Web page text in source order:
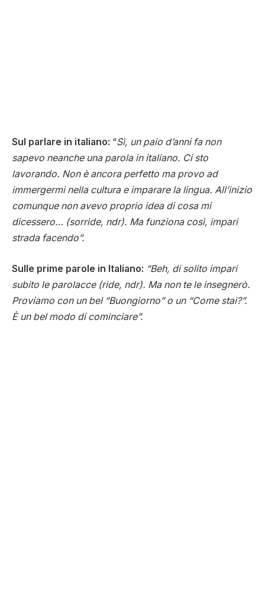
Sul parlare in italiano: “Sì, un paio d’anni fa non
sapevo neanche una parola in italiano. Ci sto
lavorando. Non è ancora perfetto ma provo ad
immergermi nella cultura e imparare la lingua. All’inizio
comunque non avevo proprio idea di cosa mi
dicessero… (sorride, ndr). Ma funziona così, impari
strada facendo”.
Sulle prime parole in Italiano: “Beh, di solito impari
subito le parolacce (ride, ndr). Ma non te le insegnerò.
Proviamo con un bel “Buongiorno” o un “Come stai?”.
È un bel modo di cominciare”.